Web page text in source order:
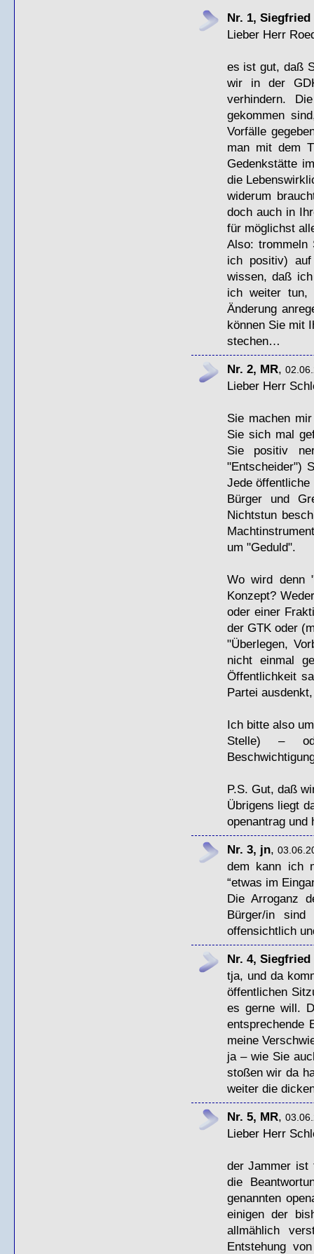
Nr. 1,
Lieber Herr
es ist gut, daß
wir in der
verhindern.
gekommen
Vorfälle
man mit dem
Gedenkstätte
die
widerum
doch auch in
für möglichst
Also: trommeln
ich positiv)
wissen, daß
ich weiter tun,
Änderung
können Sie mit
stechen…
Nr. 2, MR,
Lieber Herr
Sie machen
Sie sich mal
Sie positiv
"Entscheider")
Jede
Bürger und
Nichtstun
um "Geduld".
Wo wird denn
Konzept?
oder einer
der GTKoder
"Überlegen,
nicht einmal
Öffentlichkeit
Partei
Ich bitte also
Stelle) –
P.S. Gut, daß
Übrigens liegt
openantrag und
Nr. 3, jn,
dem kann ich
“etwas im
Die Arroganz
Bürger/in sind
offensichtlich
Nr. 4,
tja, und da
öffentlichen
es gerne will.
entsprechende
meine
ja – wie Sie
stoßen wir da
weiter die
Nr. 5, MR,
Lieber Herr
der Jammer ist
die
genannten
einigen der
allmählich
Entstehung